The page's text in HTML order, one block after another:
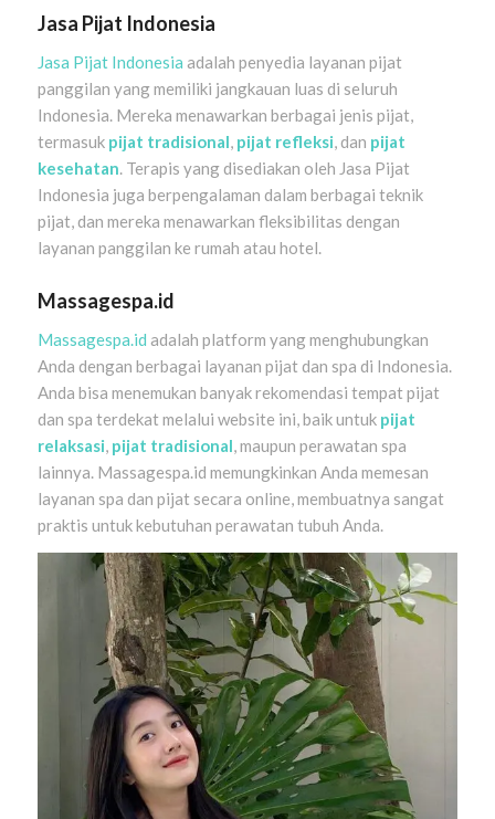
Jasa Pijat Indonesia
Jasa Pijat Indonesia adalah penyedia layanan pijat
panggilan yang memiliki jangkauan luas di seluruh
Indonesia. Mereka menawarkan berbagai jenis pijat,
termasuk pijat tradisional, pijat refleksi, dan pijat
kesehatan. Terapis yang disediakan oleh Jasa Pijat
Indonesia juga berpengalaman dalam berbagai teknik
pijat, dan mereka menawarkan fleksibilitas dengan
layanan panggilan ke rumah atau hotel.
Massagespa.id
Massagespa.id adalah platform yang menghubungkan
Anda dengan berbagai layanan pijat dan spa di Indonesia.
Anda bisa menemukan banyak rekomendasi tempat pijat
dan spa terdekat melalui website ini, baik untuk pijat
relaksasi, pijat tradisional, maupun perawatan spa
lainnya. Massagespa.id memungkinkan Anda memesan
layanan spa dan pijat secara online, membuatnya sangat
praktis untuk kebutuhan perawatan tubuh Anda.